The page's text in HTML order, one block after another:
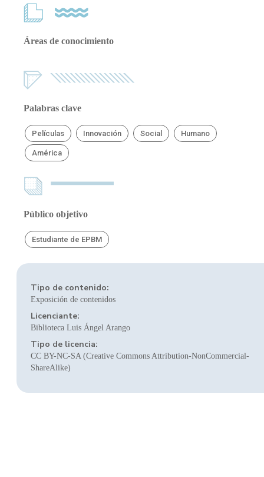
Áreas de conocimiento
Palabras clave
Películas Innovación Social Humano
América
Público objetivo
Estudiante de EPBM
Tipo de contenido:
Exposición de contenidos
Licenciante:
Biblioteca Luis Ángel Arango
Tipo de licencia:
CC BY-NC-SA (Creative Commons Attribution-NonCommercial-
ShareAlike)